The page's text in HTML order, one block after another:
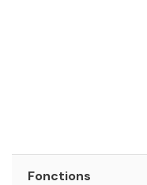
Fonctions